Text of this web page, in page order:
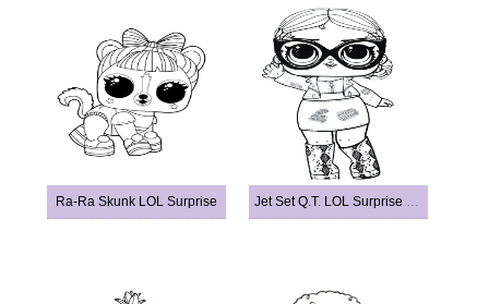
Ra-Ra Skunk LOL Surprise Jet Set Q.T. LOL Surprise Doll